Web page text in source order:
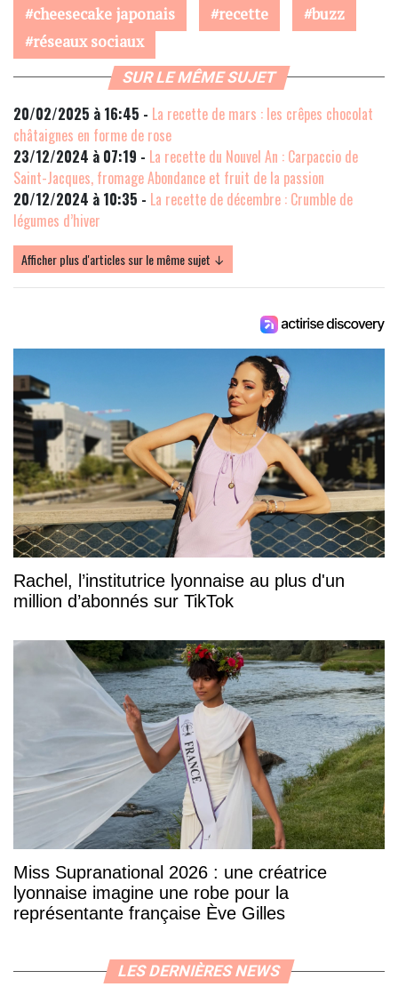
cheesecake japonais recette
buzz
réseaux sociaux
SUR LE MÊME SUJET
20/02/2025 à 16:45 - La recette de mars : les crêpes chocolat
châtaignes en forme de rose
23/12/2024 à 07:19 - La recette du Nouvel An : Carpaccio de
Saint-Jacques, fromage Abondance et fruit de la passion
20/12/2024 à 10:35 - La recette de décembre : Crumble de
légumes d’hiver
Afficher plus d'articles sur le même sujet ↓
Rachel, l’institutrice lyonnaise au plus d'un
million d’abonnés sur TikTok
Miss Supranational 2026 : une créatrice
lyonnaise imagine une robe pour la
représentante française Ève Gilles
LES DERNIÈRES NEWS